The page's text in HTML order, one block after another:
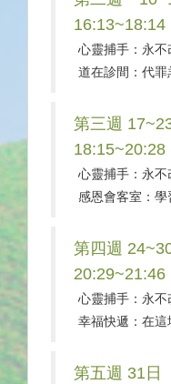
16:13~18:14
心靈捕手：永不
道在診間：代罪
第三週
18:15~20:28
心靈捕手：永不
感恩會客室：
第四週
20:29~21:46
心靈捕手：永不
幸福快遞：在這
第五週 31日